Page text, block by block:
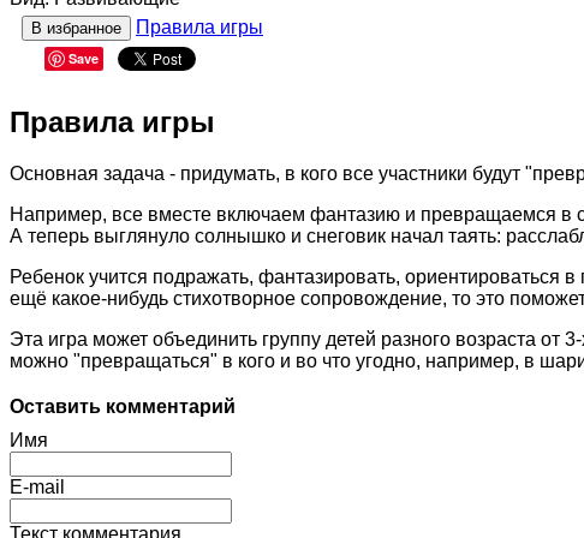
В избранное Правила игры
Save
Правила игры
Основная задача - придумать, в кого все участники будут
Например, все вместе включаем фантазию и превращаемся в
А теперь выглянуло солнышко и снеговик начал таять:
Ребенок учится подражать, фантазировать, ориентироваться
ещё какое-нибудь стихотворное сопровождение, то это
Эта игра может объединить группу детей разного возраста
можно "превращаться" в кого и во что угодно, например, в
Оставить комментарий
Имя
E-mail